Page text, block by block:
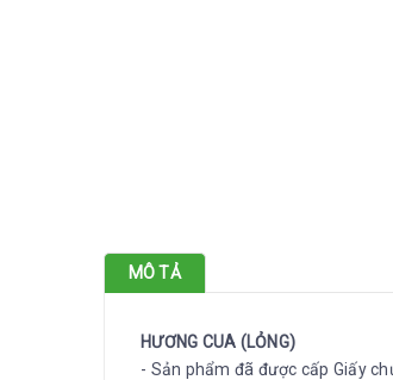
MÔ TẢ
HƯƠNG CUA (LỎNG)
- Sản phẩm đã được cấp Giấy